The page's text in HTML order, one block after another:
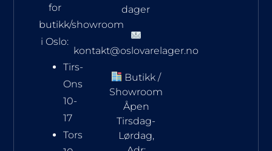
for
butikk/showroom
i Oslo:
Tirs-
Ons
10-
17
Tors
dager
kontakt@oslovarelager.no
Butikk /
Showroom
Åpen
Tirsdag-
Lørdag,